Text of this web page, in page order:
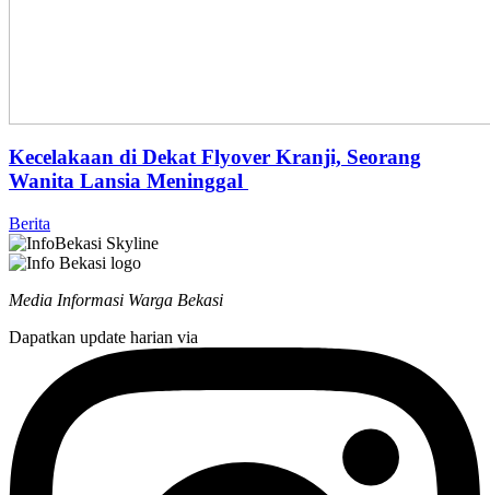
Kecelakaan di Dekat Flyover Kranji, Seorang
Wanita Lansia Meninggal
Berita
Media Informasi Warga Bekasi
Dapatkan update harian via